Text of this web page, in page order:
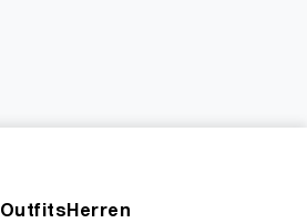
OutfitsHerren